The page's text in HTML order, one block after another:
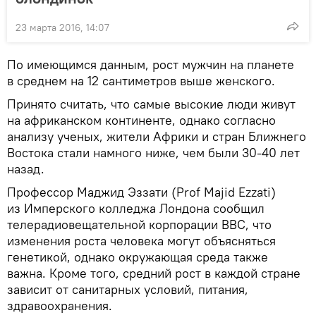
23 марта 2016, 14:07
По имеющимся данным, рост мужчин на планете
в среднем на 12 сантиметров выше женского.
Принято считать, что самые высокие люди живут
на африканском континенте, однако согласно
анализу ученых, жители Африки и стран Ближнего
Востока стали намного ниже, чем были 30-40 лет
назад.
Профессор Маджид Эззати (Prof Majid Ezzati)
из Имперского колледжа Лондона сообщил
телерадиовещательной корпорации BBC, что
изменения роста человека могут объясняться
генетикой, однако окружающая среда также
важна. Кроме того, средний рост в каждой стране
зависит от санитарных условий, питания,
здравоохранения.